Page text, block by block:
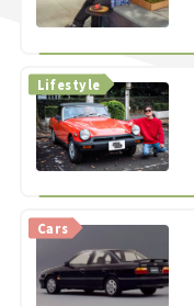
Lifestyle
Cars